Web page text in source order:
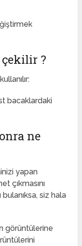
?
bacaklardaki
ne
yapan
çıkmasını
siz hala
görüntülerine